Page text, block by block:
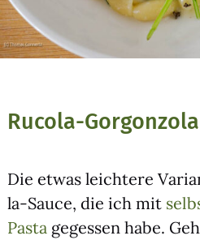
Rucola-
Die etwas leich­te­re
la-Sau­ce, die ich mit
Pas­ta geges­sen habe.